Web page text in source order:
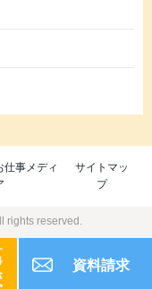
資料請求
仕事メディ
サイトマッ
プ
rights reserved.